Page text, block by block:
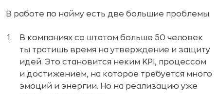
В работе по найму есть две большие проблемы.
В компаниях со штатом больше 50 человек
ты тратишь время на утверждение и защиту
идей. Это становится неким KPI, процессом
и достижением, на которое требуется много
эмоций и энергии. Но на реализацию уже